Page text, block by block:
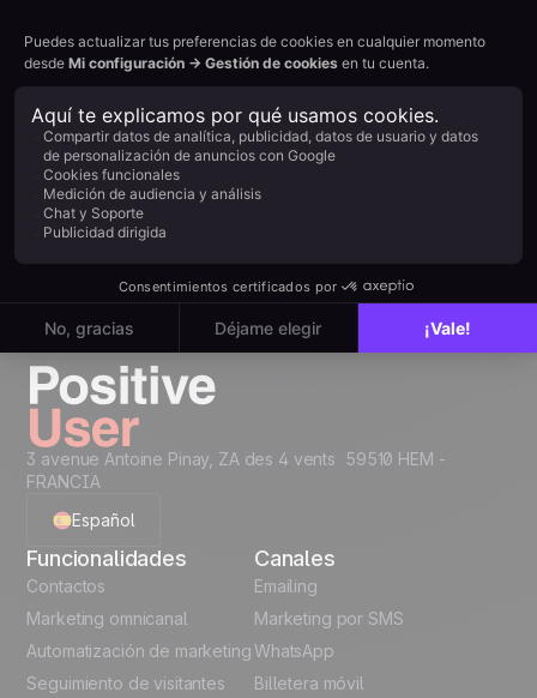
Adiós a la
complejidad.
Hola, claridad.
clientes en una sola plataforma sencilla. Sin
herramientas dispersas: solo crecimiento fluido en
marketing, ventas, producto y soporte.
Crea tu cuenta gratis
3 avenue Antoine Pinay, ZA des 4 vents 59510 HEM -
FRANCIA
Español
English
French
Polish
Funcionalidades
Contactos
Marketing omnicanal
Automatización de marketing
Seguimiento de visitantes
Canales
Emailing
Marketing por SMS
WhatsApp
Billetera móvil